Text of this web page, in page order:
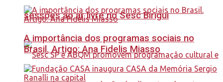
sessões ao ar livre no Sesc Birigui
A importância dos programas sociais no
Brasil. Artigo: Ana Fidelis Miasso